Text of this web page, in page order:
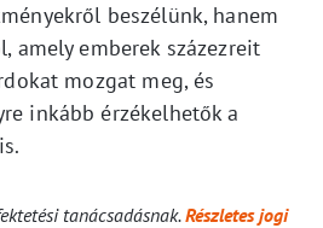
beszélünk, hanem
amely emberek százezreit
mozgat meg, és
inkább érzékelhetők a
tanácsadásnak.Részletes jogi